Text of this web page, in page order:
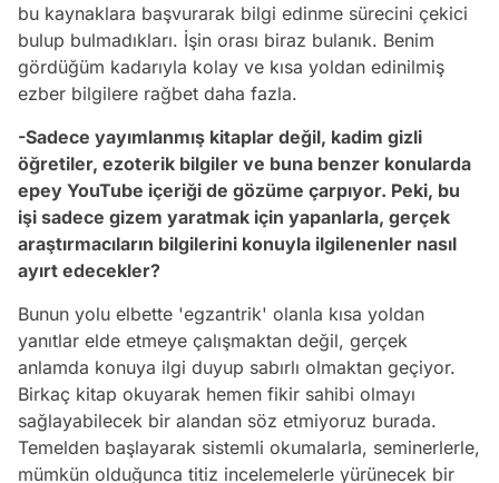
bu kaynaklara başvurarak bilgi edinme sürecini çekici
bulup bulmadıkları. İşin orası biraz bulanık. Benim
gördüğüm kadarıyla kolay ve kısa yoldan edinilmiş
ezber bilgilere rağbet daha fazla.
-Sadece yayımlanmış kitaplar değil, kadim gizli
öğretiler, ezoterik bilgiler ve buna benzer konularda
epey YouTube içeriği de gözüme çarpıyor. Peki, bu
işi sadece gizem yaratmak için yapanlarla, gerçek
araştırmacıların bilgilerini konuyla ilgilenenler nasıl
ayırt edecekler?
Bunun yolu elbette 'egzantrik' olanla kısa yoldan
yanıtlar elde etmeye çalışmaktan değil, gerçek
anlamda konuya ilgi duyup sabırlı olmaktan geçiyor.
Birkaç kitap okuyarak hemen fikir sahibi olmayı
sağlayabilecek bir alandan söz etmiyoruz burada.
Temelden başlayarak sistemli okumalarla, seminerlerle,
mümkün olduğunca titiz incelemelerle yürünecek bir